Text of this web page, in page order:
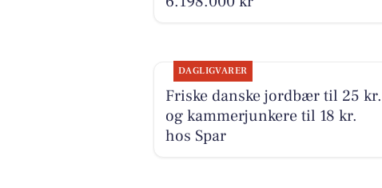
DAGLIGVARER
Friske danske jordbær til 25 kr.
og kammerjunkere til 18 kr.
hos Spar